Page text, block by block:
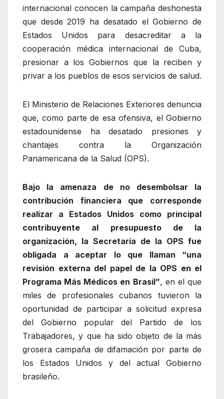
internacional conocen la campaña deshonesta
que desde 2019 ha desatado el Gobierno de
Estados Unidos para desacreditar a la
cooperación médica internacional de Cuba,
presionar a los Gobiernos que la reciben y
privar a los pueblos de esos servicios de salud.
El Ministerio de Relaciones Exteriores denuncia
que, como parte de esa ofensiva, el Gobierno
estadounidense ha desatado presiones y
chantajes contra la Organización
Panamericana de la Salud (OPS).
Bajo la amenaza de no desembolsar la
contribución financiera que corresponde
realizar a Estados Unidos como principal
contribuyente al presupuesto de la
organización, la Secretaría de la OPS fue
obligada a aceptar lo que llaman “una
revisión externa del papel de la OPS en el
Programa Más Médicos en Brasil”, en el que
miles de profesionales cubanos tuvieron la
oportunidad de participar a solicitud expresa
del Gobierno popular del Partido de los
Trabajadores, y que ha sido objeto de la más
grosera campaña de difamación por parte de
los Estados Unidos y del actual Gobierno
brasileño.